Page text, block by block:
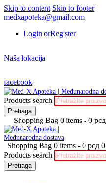
Skip to content Skip to footer
medxapoteka@gmail.com
Login orRegister
Naša lokacija
facebook
Products search
Pretraga
Shopping Bag 0 items - 0 рсд
Shopping Bag 0 items - 0 рсд 0
Products search
Pretraga